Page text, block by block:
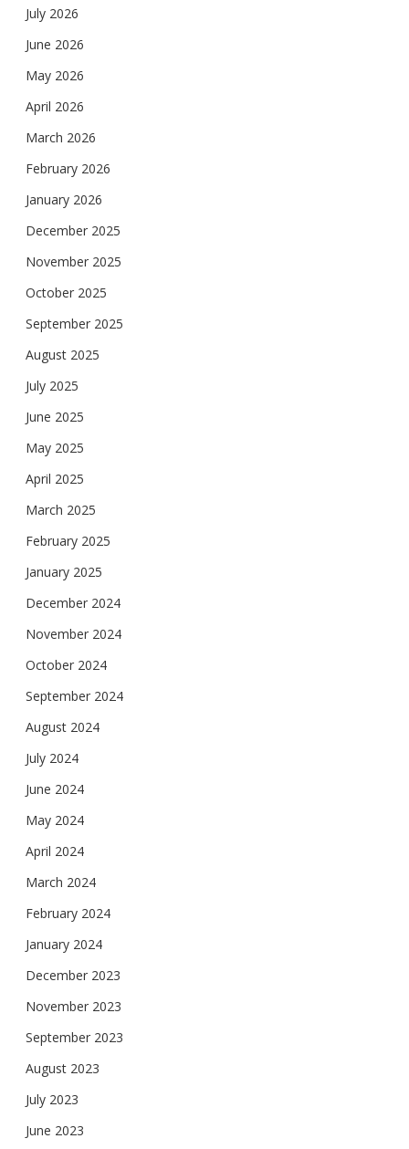
July 2026
June 2026
May 2026
April 2026
March 2026
February 2026
January 2026
December 2025
November 2025
October 2025
September 2025
August 2025
July 2025
June 2025
May 2025
April 2025
March 2025
February 2025
January 2025
December 2024
November 2024
October 2024
September 2024
August 2024
July 2024
June 2024
May 2024
April 2024
March 2024
February 2024
January 2024
December 2023
November 2023
September 2023
August 2023
July 2023
June 2023